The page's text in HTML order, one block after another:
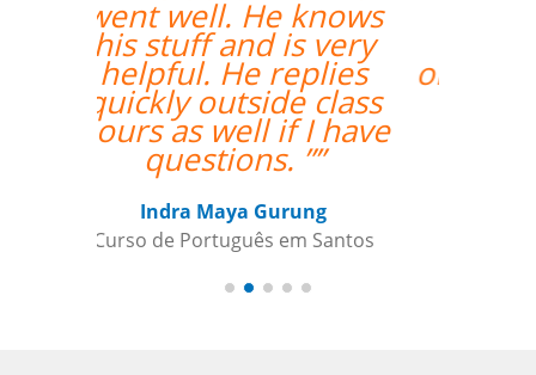
minhas aulas de
italiano, muito
organizado o trabalho
de vcs””
Beatris Castro
Curso de Italiano em Santos